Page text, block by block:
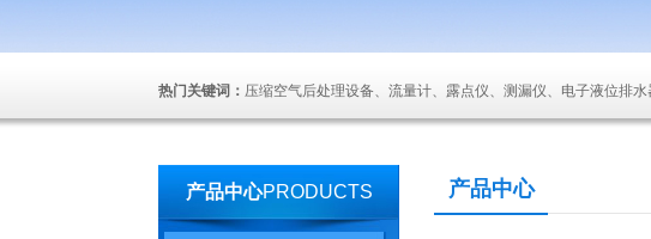
热门关键词： 压缩空气后处理设备、流量计、露点仪、测漏仪、电子液位排
产品中心PRODUCTS 产品中心